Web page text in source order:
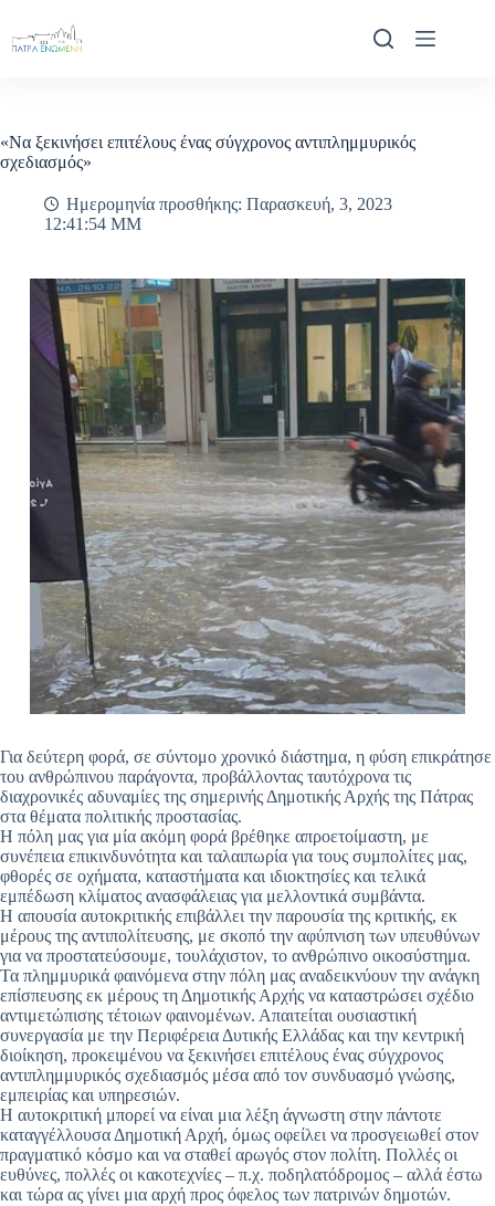
περιεχόμενο
«Να ξεκινήσει επιτέλους ένας σύγχρονος αντιπλημμυρικός
σχεδιασμός»
Ημερομηνία προσθήκης: Παρασκευή, 3, 2023
12:41:54 ΜΜ
Για δεύτερη φορά, σε σύντομο χρονικό διάστημα, η φύση επικράτησε
του ανθρώπινου παράγοντα, προβάλλοντας ταυτόχρονα τις
διαχρονικές αδυναμίες της σημερινής Δημοτικής Αρχής της Πάτρας
στα θέματα πολιτικής προστασίας.
Η πόλη μας για μία ακόμη φορά βρέθηκε απροετοίμαστη, με
συνέπεια επικινδυνότητα και ταλαιπωρία για τους συμπολίτες μας,
φθορές σε οχήματα, καταστήματα και ιδιοκτησίες και τελικά
εμπέδωση κλίματος ανασφάλειας για μελλοντικά συμβάντα.
Η απουσία αυτοκριτικής επιβάλλει την παρουσία της κριτικής, εκ
μέρους της αντιπολίτευσης, με σκοπό την αφύπνιση των υπευθύνων
για να προστατεύσουμε, τουλάχιστον, το ανθρώπινο οικοσύστημα.
Τα πλημμυρικά φαινόμενα στην πόλη μας αναδεικνύουν την ανάγκη
επίσπευσης εκ μέρους τη Δημοτικής Αρχής να καταστρώσει σχέδιο
αντιμετώπισης τέτοιων φαινομένων. Απαιτείται ουσιαστική
συνεργασία με την Περιφέρεια Δυτικής Ελλάδας και την κεντρική
διοίκηση, προκειμένου να ξεκινήσει επιτέλους ένας σύγχρονος
αντιπλημμυρικός σχεδιασμός μέσα από τον συνδυασμό γνώσης,
εμπειρίας και υπηρεσιών.
Η αυτοκριτική μπορεί να είναι μια λέξη άγνωστη στην πάντοτε
καταγγέλλουσα Δημοτική Αρχή, όμως οφείλει να προσγειωθεί στον
πραγματικό κόσμο και να σταθεί αρωγός στον πολίτη. Πολλές οι
ευθύνες, πολλές οι κακοτεχνίες – π.χ. ποδηλατόδρομος – αλλά έστω
και τώρα ας γίνει μια αρχή προς όφελος των πατρινών δημοτών.